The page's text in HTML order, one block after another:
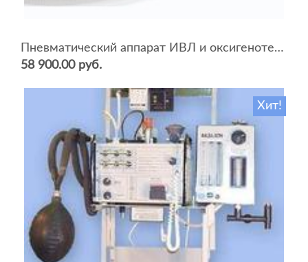
Пневматический аппарат ИВЛ и оксигенотерапии портативный АИВЛп-2/20-«ТМТ»
58 900.00 руб.
Хит!